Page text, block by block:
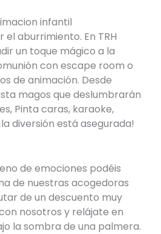
infantil
aburrimiento. En TRH
un toque mágico a la
con escape room o
de animación. Desde
magos que deslumbrarán
Pinta caras, karaoke,
diversión está asegurada!
de emociones podéis
de nuestras acogedoras
de un descuento muy
nosotros y relájate en
la sombra de una palmera.